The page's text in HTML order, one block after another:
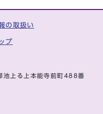
の取扱い
プ
上る上本能寺前町488番